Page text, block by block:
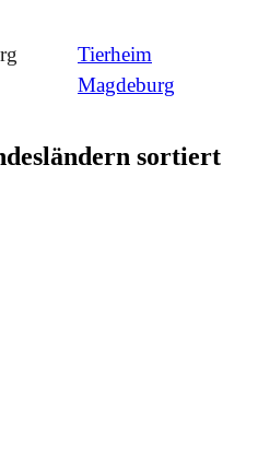
Tierheim
Magdeburg
sortiert